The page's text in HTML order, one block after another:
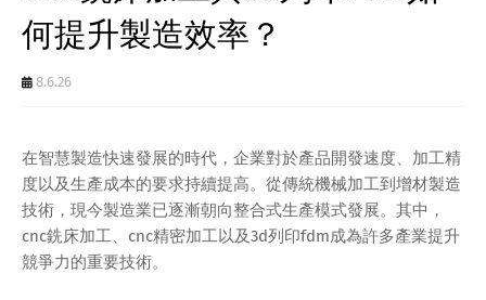
何提升製造效率？
8.6.26
在智慧製造快速發展的時代，企業對於產品開發速度、加工精
度以及生產成本的要求持續提高。從傳統機械加工到增材製造
技術，現今製造業已逐漸朝向整合式生產模式發展。其中，
cnc銑床加工、cnc精密加工以及3d列印fdm成為許多產業提升
競爭力的重要技術。